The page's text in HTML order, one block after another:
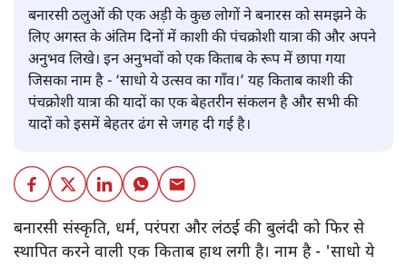
बनारसी ठलुओं की एक अड़ी के कुछ लोगों ने बनारस को समझने के
लिए अगस्त के अंतिम दिनों में काशी की पंचक्रोशी यात्रा की और अपने
अनुभव लिखे। इन अनुभवों को एक किताब के रूप में छापा गया
जिसका नाम है - ‘साधो ये उत्सव का गाँव।’ यह किताब काशी की
पंचक्रोशी यात्रा की यादों का एक बेहतरीन संकलन है और सभी की
यादों को इसमें बेहतर ढंग से जगह दी गई है।
बनारसी संस्कृति, धर्म, परंपरा और लंठई की बुलंदी को फिर से
स्थापित करने वाली एक किताब हाथ लगी है। नाम है - 'साधो ये